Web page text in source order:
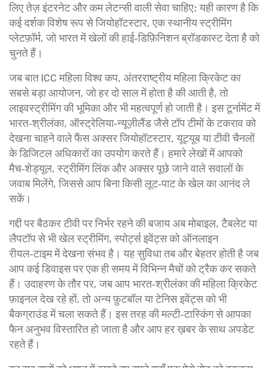
लिए तेज़ इंटरनेट और कम लेटन्सी वाली सेवा चाहिए; यही कारण है कि
कई दर्शक विशेष रूप सेजियोहॉटस्टार,एक स्थानीय स्ट्रीमिंग
प्लेटफ़ॉर्म, जो भारत में खेलों की हाई‑डिफ़िनिशन ब्रॉडकास्ट देता हैको
चुनते हैं।
जब बातICC महिला विश्व कप, अंतरराष्ट्रीय महिला क्रिकेट का
सबसे बड़ा आयोजन, जो हर दो साल में होता हैकी आती है, तो
लाइवस्ट्रीमिंग की भूमिका और भी महत्वपूर्ण हो जाती है। इस टूर्नामेंट में
भारत‑श्रीलंका, ऑस्ट्रेलिया‑न्यूज़ीलैंड जैसे टॉप टीमों के टकराव को
देखना चाहने वाले फैंस अक्सर जियोहॉटस्टार, यूट्यूब या टीवी चैनलों
के डिजिटल अधिकारों का उपयोग करते हैं। हमारे लेखों में आपको
मैच‑शेड्यूल, स्ट्रीमिंग लिंक और अक्सर पूछे जाने वाले सवालों के
जवाब मिलेंगे, जिससे आप बिना किसी लूट‑पाट के खेल का आनंद ले
सकें।
गद्दी पर बैठकर टीवी पर निर्भर रहने की बजाय अब मोबाइल, टैबलेट या
लैपटॉप से भीखेल स्ट्रीमिंग,स्पोर्ट्स इवेंट्स को ऑनलाइन
रीयल‑टाइम में देखनासंभव है। यह सुविधा तब और बेहतर होती है जब
आप कई डिवाइस पर एक ही समय में विभिन्न मैचों को ट्रैक कर सकते
हैं। उदाहरण के तौर पर, जब आप भारत‑श्रीलंका की महिला क्रिकेट
फ़ाइनल देख रहे हों, तो अन्य फ़ुटबॉल या टेनिस इवेंट्स को भी
बैकग्राउंड में चला सकते हैं। इस तरह की मल्टी‑टास्किंग से आपका
फैन अनुभव विस्तारित हो जाता है और आप हर ख़बर के साथ अपडेट
रहते हैं।